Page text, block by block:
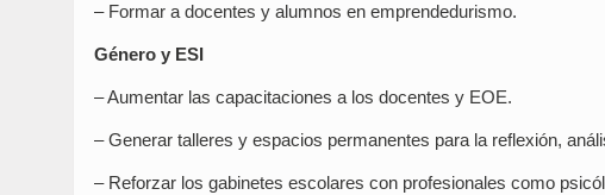
– Formar a docentes y alumnos en emprendedurismo.
Género y ESI
– Aumentar las capacitaciones a los docentes y EOE.
– Generar talleres y espacios permanentes para la reflexión,
– Reforzar los gabinetes escolares con profesionales como